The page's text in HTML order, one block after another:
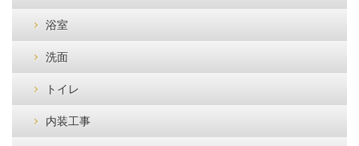
浴室
洗面
トイレ
内装工事